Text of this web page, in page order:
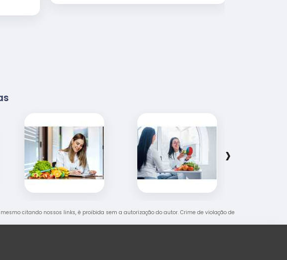
›
citando nossos links, é proibida sem a autorização do autor. Crime de violação de